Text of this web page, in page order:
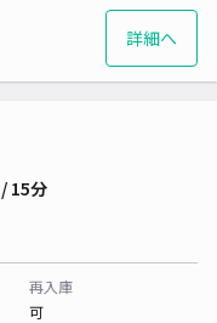
詳細へ
15分
再入庫
可